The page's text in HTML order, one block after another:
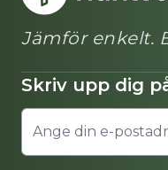
Jämför enkelt.
Skriv upp dig